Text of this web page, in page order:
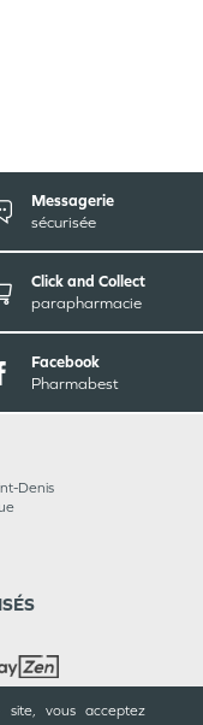
site, vous acceptez
Messagerie
sécurisée
Click and Collect
parapharmacie
Facebook
Pharmabest
Denis